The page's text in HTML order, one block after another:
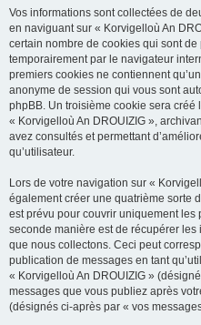
Vos informations sont collectées de
en naviguant sur « Korvigelloù An
certain nombre de cookies qui sont
temporairement par le navigateur
premiers cookies ne contiennent
anonyme de session qui vous sont
phpBB. Un troisième cookie sera
« Korvigelloù An DROUIZIG »,
avez consultés et permettant
qu’utilisateur.
Lors de votre navigation sur «
également créer une quatrième sorte
est prévu pour couvrir uniquement
seconde manière est de récupérer
que nous collectons. Ceci peut
publication de messages en tant
« Korvigelloù An DROUIZIG »
messages que vous publiez après
(désignés ci-après par « vos